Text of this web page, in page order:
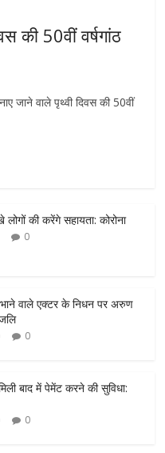
की 50वीं वर्षगांठ
जाने वाले पृथ्वी दिवस की 50वीं
की करेंगे सहायता: कोरोना
0
वाले एक्टर के निधन पर अरुण
0
बाद में पेमेंट करने की सुविधा:
0